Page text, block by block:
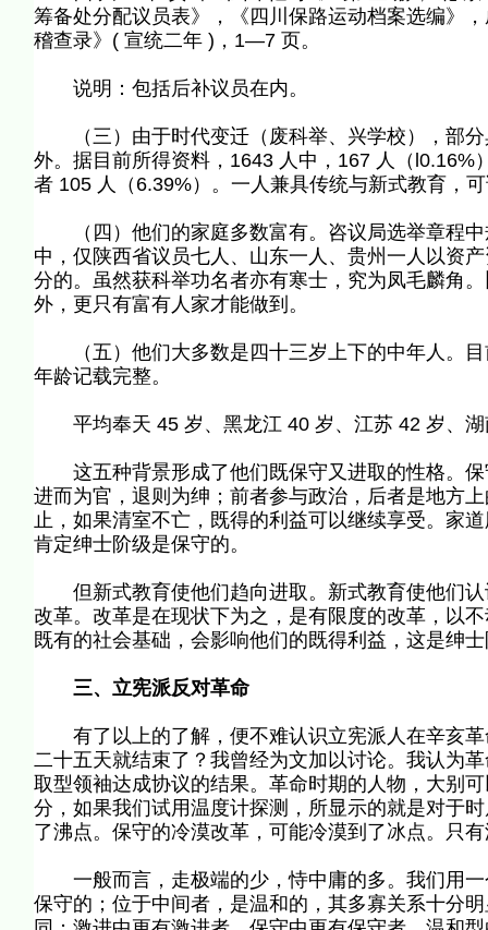
筹备处分配议员表》，《四川保路运动档案选编》
稽查录》( 宣统二年 )，1—7 页。
说明：包括后补议员在内。
（三）由于时代变迁（废科举、兴学校），部分
外。据目前所得资料，1643 人中，167 人（
者 105 人（6.39%）。一人兼具传统与新式教育，
（四）他们的家庭多数富有。咨议局选举章程中
中，仅陕西省议员七人、山东一人、贵州一人以资
分的。虽然获科举功名者亦有寒士，究为凤毛麟角
外，更只有富有人家才能做到。
（五）他们大多数是四十三岁上下的中年人。目
年龄记载完整。
平均奉天 45 岁、黑龙江 40 岁、江苏 42 岁、湖
这五种背景形成了他们既保守又进取的性格。保
进而为官，退则为绅；前者参与政治，后者是地方
止，如果清室不亡，既得的利益可以继续享受。家
肯定绅士阶级是保守的。
但新式教育使他们趋向进取。新式教育使他们认
改革。改革是在现状下为之，是有限度的改革，以
既有的社会基础，会影响他们的既得利益，这是绅
三、立宪派反对革命
有了以上的了解，便不难认识立宪派人在辛亥革
二十五天就结束了？我曾经为文加以讨论。我认为
取型领袖达成协议的结果。革命时期的人物，大别
分，如果我们试用温度计探测，所显示的就是对于
了沸点。保守的冷漠改革，可能冷漠到了冰点。只
一般而言，走极端的少，恃中庸的多。我们用一
保守的；位于中间者，是温和的，其多寡关系十分